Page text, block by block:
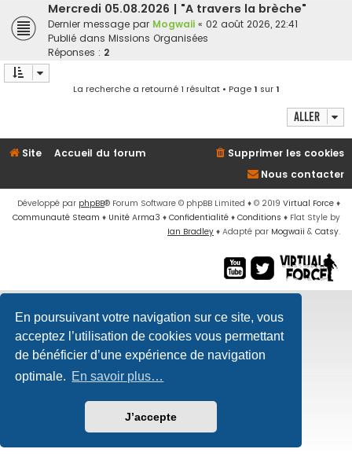
En poursuivant votre navigation sur ce site, vous
acceptez l’utilisation de cookies vous permettant
de bénéficier d’une expérience de navigation
optimale. En savoir plus…
J’accepte
Mercredi 05.08.2026 | "A travers la brèche"
Dernier message par Mogwaii « 02 août 2026, 22:41
Publié dans Missions Organisées
Réponses : 2
La recherche a retourné 1 résultat • Page1 sur1
Aller
Site Accueil du forum
Supprimer les cookies
Nous contacter
Développé par phpBB® Forum Software © phpBB Limited ♦ © 2019 Virtual Force ♦
Communauté Steam ♦ Unité Arma3 ♦ Confidentialité ♦ Conditions ♦ Flat Style by
Ian Bradley ♦ Adapté par Mogwaii & Catsy.